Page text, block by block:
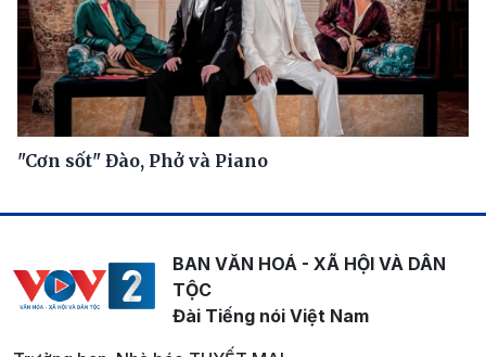
"Cơn sốt" Đào, Phở và Piano
BAN VĂN HOÁ - XÃ HỘI VÀ DÂN
TỘC
Đài Tiếng nói Việt Nam